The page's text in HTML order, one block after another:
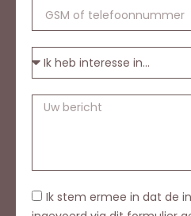
Ik stem ermee in dat de